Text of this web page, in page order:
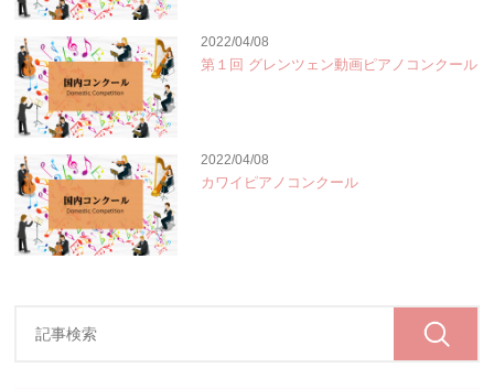
2022/04/08
第１回 グレンツェン動画ピアノコンクール
2022/04/08
カワイピアノコンクール